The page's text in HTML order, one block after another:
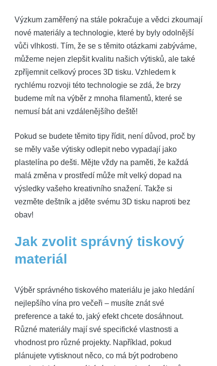
Výzkum zaměřený na stále pokračuje a vědci zkoumají
nové materiály a technologie, které by byly odolnější
vůči vlhkosti. Tím, že se s těmito otázkami zabýváme,
můžeme nejen zlepšit kvalitu našich výtisků, ale také
zpříjemnit celkový proces 3D tisku. Vzhledem k
rychlému rozvoji této technologie se zdá, že brzy
budeme mít na výběr z mnoha filamentů, které se
nemusí bát ani vzdálenějšího deště!
Pokud se budete těmito tipy řídit, není důvod, proč by
se měly vaše výtisky odlepit nebo vypadají jako
plastelína po dešti. Mějte vždy na paměti, že každá
malá změna v prostředí může mít velký dopad na
výsledky vašeho kreativního snažení. Takže si
vezměte deštník a jděte svému 3D tisku naproti bez
obav!
Jak zvolit správný tiskový
materiál
Výběr správného tiskového materiálu je jako hledání
nejlepšího vína pro večeři – musíte znát své
preference a také to, jaký efekt chcete dosáhnout.
Různé materiály mají své specifické vlastnosti a
vhodnost pro různé projekty. Například, pokud
plánujete vytisknout něco, co má být podrobeno